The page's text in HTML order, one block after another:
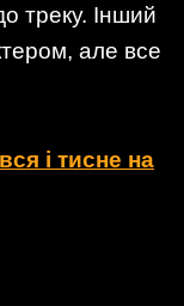
треку. Інший
але все
і тисне на